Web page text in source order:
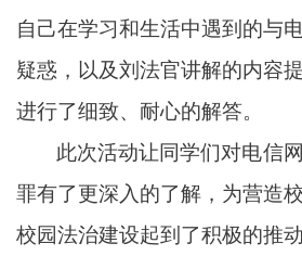
自己在学习和生活中遇到的与
疑惑，以及刘法官讲解的内容
进行了细致、耐心的解答。
此次活动让同学们对电信
罪有了更深入的了解，为营造
校园法治建设起到了积极的推